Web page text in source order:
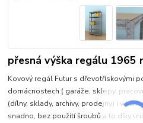
přesná výška regálu 1965
Kovový regál Futur s dřevotřískovými
domácnostech ( garáže, sklepy,
(dílny, sklady, archivy, prodejny) i v
snadno, bez použití šroubů a to díky